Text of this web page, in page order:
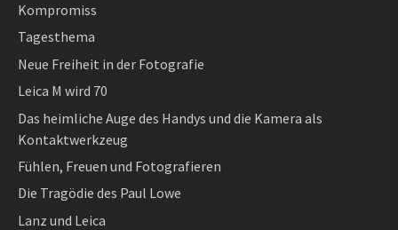
Kompromiss
Tagesthema
Neue Freiheit in der Fotografie
Leica M wird 70
Das heimliche Auge des Handys und die Kamera als
Kontaktwerkzeug
Fühlen, Freuen und Fotografieren
Die Tragödie des Paul Lowe
Lanz und Leica